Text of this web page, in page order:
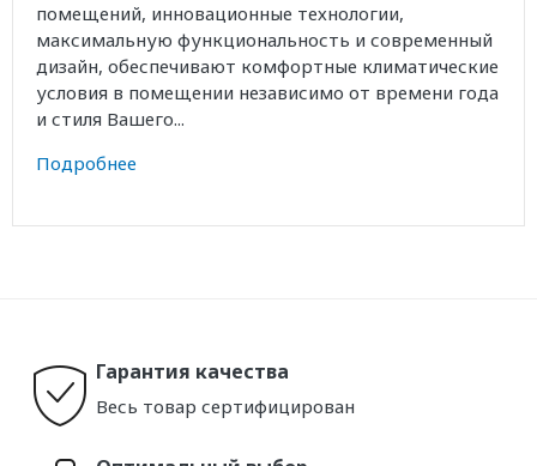
помещений, инновационные технологии,
максимальную функциональность и современный
дизайн, обеспечивают комфортные климатические
условия в помещении независимо от времени года
и стиля Вашего...
Подробнее
Гарантия качества
Весь товар сертифицирован